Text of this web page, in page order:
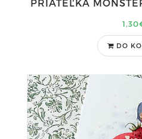
PRIATEĽKA
DO